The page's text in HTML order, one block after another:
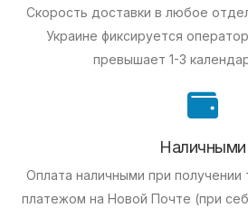
Скорость доставки в любое
Украине фиксируется
превышает 1-3
Наличными
Оплата наличными при получении
платежом на Новой Почте (при